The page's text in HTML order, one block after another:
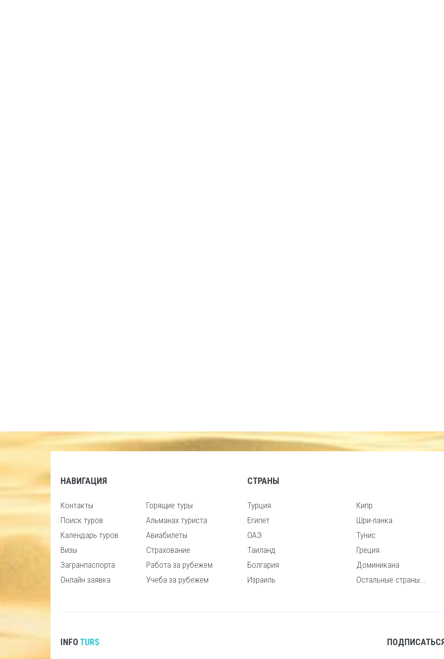
НАВИГАЦИЯ
Контакты
Поиск туров
Календарь туров
Визы
Загранпаспорта
Онлайн заявка
Горящие туры
Альманах туриста
Авиабилеты
Страхование
Работа за рубежем
Учеба за рубежем
СТРАНЫ
Турция
Египет
ОАЭ
Таиланд
Болгария
Израиль
Кипр
Шри-ланка
Тунис
Греция
Доминикана
Остальные страны...
INFO TURS